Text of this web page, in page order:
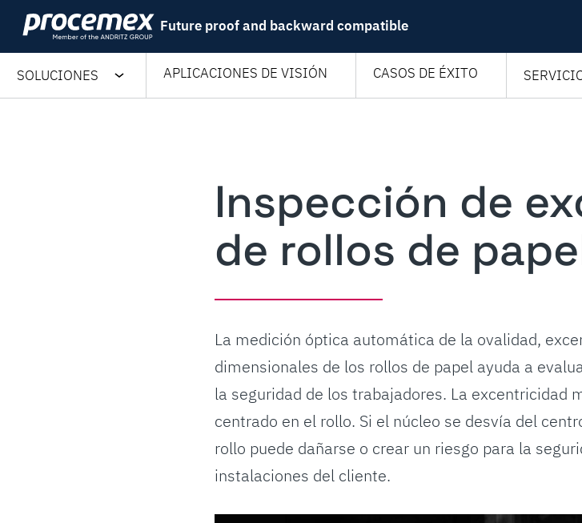
Skip
content
Future proof and backward compatible
SOLUCIONES APLICACIONES DE VISIÓN CASOS DE ÉXITO
Inspección de
de rollos de
La medición óptica automática de la ovalidad,
dimensionales de los rollos de papel ayuda a
la seguridad de los trabajadores. La excentricidad
centrado en el rollo. Si el núcleo se desvía del
rollo puede dañarse o crear un riesgo para la
instalaciones del cliente.